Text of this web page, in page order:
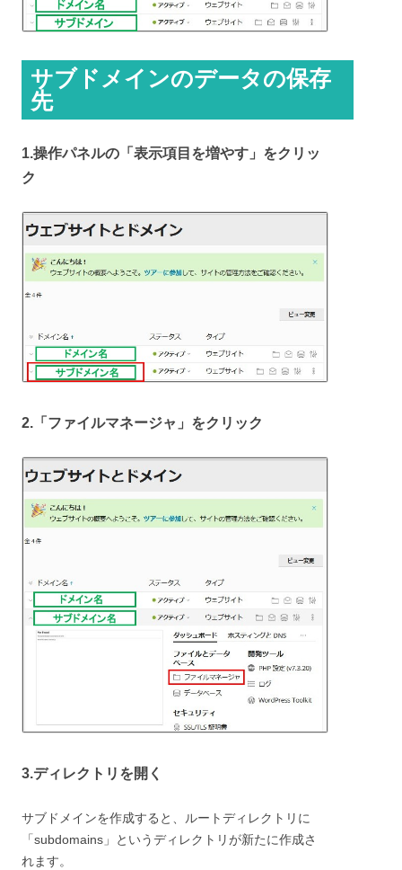
サブドメインのデータの保存
先
1.操作パネルの「表示項目を増やす」をクリッ
ク
2.「ファイルマネージャ」をクリック
3.ディレクトリを開く
サブドメインを作成すると、ルートディレクトリに
「subdomains」というディレクトリが新たに作成さ
れます。